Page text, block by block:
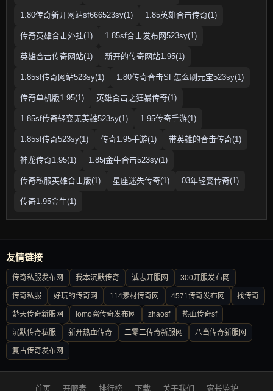
1.80传奇新开网站sf666523sy(1) 1.85英雄合击传奇(1)
传奇英雄合击外挂(1) 1.85sf合击发布网523sy(1)
英雄合击传奇网站(1) 新开的传奇网站1.95(1)
1.85sf传奇网站523sy(1) 1.80传奇合击SF怎么刷元宝523sy(1)
传奇单机版1.95(1) 英雄合击之狂暴传奇(1)
1.85sf传奇轻变无英雄523sy(1) 1.95传奇手游(1)
1.85sf传奇523sy(1) 传奇1.95手游(1) 带英雄的合击传奇(1)
神龙传奇1.95(1) 1.85j金牛合击523sy(1)
传奇私服英雄合击版(1) 星座迷失传奇(1) 03年轻变传奇(1)
传奇1.95金牛(1)
友情链接
传奇私服发布网 我本沉默传奇 诚志开服网 300开服发布网
传奇私服 好玩的传奇网 114素材传奇网 4571传奇发布网 找传奇
楚天传奇新服网 lomo窝传奇发布网 zhaosf 热血传奇sf
沉默传奇私服 新开热血传奇 二零二传奇新服网 八当传奇新服网
复古传奇发布网
首页 开服表 排行榜 下载 关于我们 家长监护